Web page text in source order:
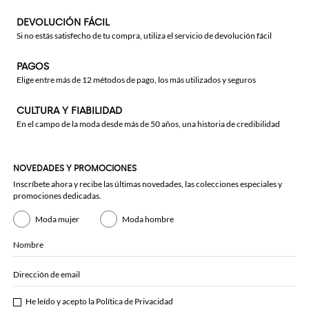
DEVOLUCIÓN FÁCIL
Si no estás satisfecho de tu compra, utiliza el servicio de devolución fácil
PAGOS
Elige entre más de 12 métodos de pago, los más utilizados y seguros
CULTURA Y FIABILIDAD
En el campo de la moda desde más de 50 años, una historia de credibilidad
NOVEDADES Y PROMOCIONES
Inscríbete ahora y recibe las últimas novedades, las colecciones especiales y
promociones dedicadas.
Moda mujer Moda hombre
Nombre
Dirección de email
He leído y acepto la Política de Privacidad